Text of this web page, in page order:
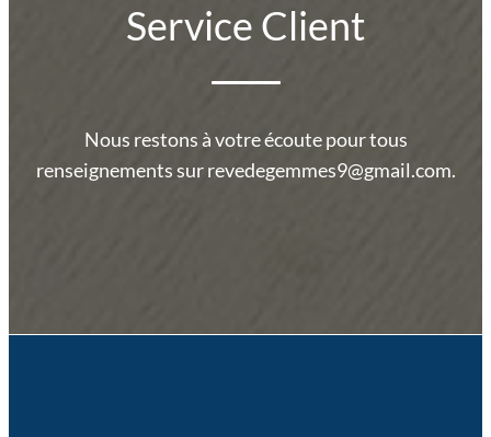
Service Client
Nous restons à votre écoute pour tous
renseignements sur revedegemmes9@gmail.com.